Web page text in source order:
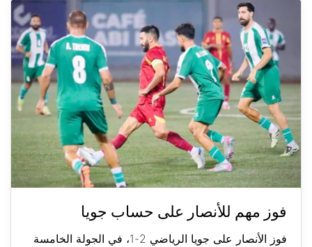
فوز مهم للأنصار على حساب جويا
فوز الأنصار على جويا الرياضي 2-1، في الجولة الخامسة